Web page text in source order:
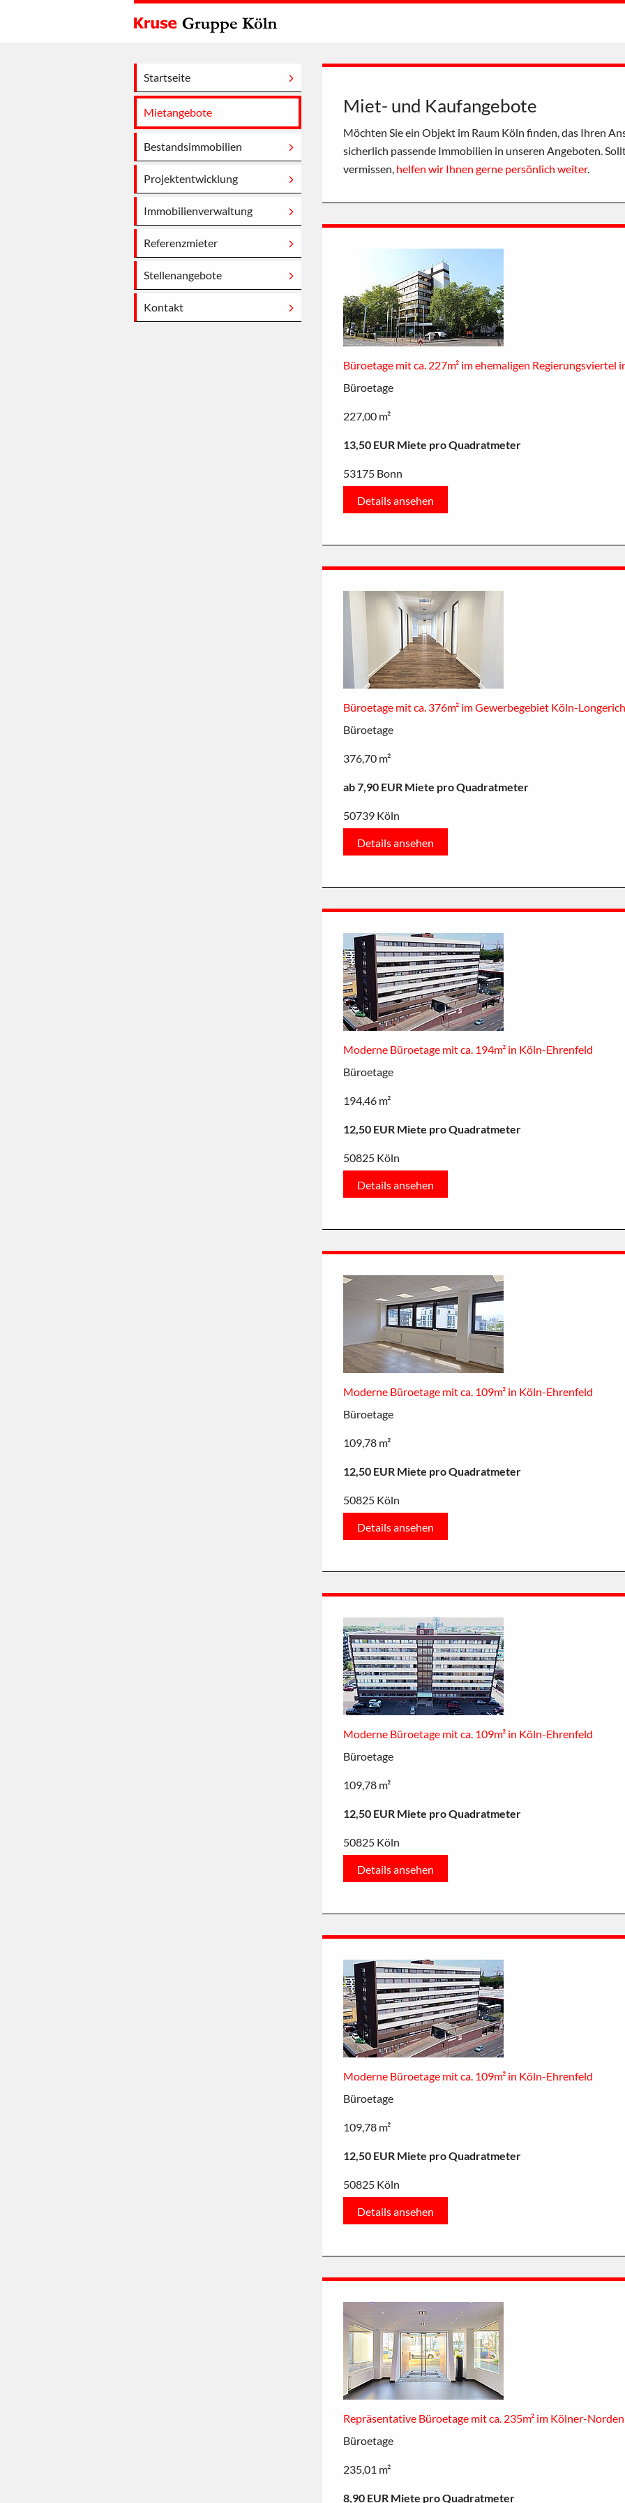
Startseite
Mietangebote
Bestandsimmobilien
Projektentwicklung
Immobilienverwaltung
Referenzmieter
Stellenangebote
Kontakt
Miet- und Kaufangebote
Möchten Sie ein Objekt im Raum Köln finden, das Ihren
sicherlich passende Immobilien in unseren Angeboten.
vermissen, helfen wir Ihnen gerne persönlich weiter.
Büroetage mit ca. 227m² im ehemaligen Regierungsviertel
Büroetage
227,00 m²
13,50 EUR Miete pro Quadratmeter
53175 Bonn
Details ansehen
Büroetage mit ca. 376m² im Gewerbegebiet Köln-Longerich
Büroetage
376,70 m²
ab 7,90 EUR Miete pro Quadratmeter
50739 Köln
Details ansehen
Moderne Büroetage mit ca. 194m² in Köln-Ehrenfeld
Büroetage
194,46 m²
12,50 EUR Miete pro Quadratmeter
50825 Köln
Details ansehen
Moderne Büroetage mit ca. 109m² in Köln-Ehrenfeld
Büroetage
109,78 m²
12,50 EUR Miete pro Quadratmeter
50825 Köln
Details ansehen
Moderne Büroetage mit ca. 109m² in Köln-Ehrenfeld
Büroetage
109,78 m²
12,50 EUR Miete pro Quadratmeter
50825 Köln
Details ansehen
Moderne Büroetage mit ca. 109m² in Köln-Ehrenfeld
Büroetage
109,78 m²
12,50 EUR Miete pro Quadratmeter
50825 Köln
Details ansehen
Repräsentative Büroetage mit ca. 235m² im Kölner-Norden
Büroetage
235,01 m²
8,90 EUR Miete pro Quadratmeter